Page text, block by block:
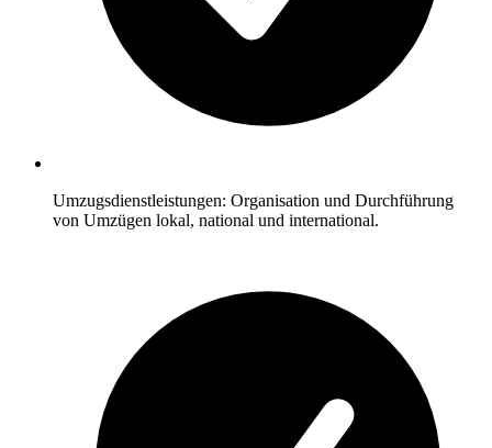
Umzugsdienstleistungen: Organisation und Durchführung
von Umzügen lokal, national und international.